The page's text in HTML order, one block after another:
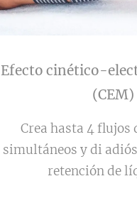
Efecto cinético-
(CEM)
Crea hasta 4 flujos
simultáneos y di
retención de